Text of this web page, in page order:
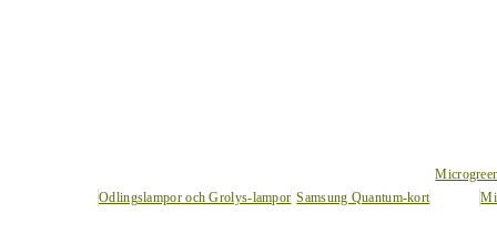
Odlingslampor och Grolys-lampor Samsung Quantum-kort